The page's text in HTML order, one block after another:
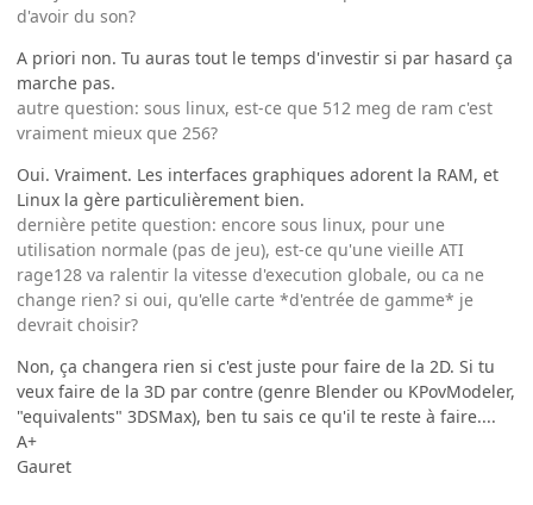
d'avoir du son?
A priori non. Tu auras tout le temps d'investir si par hasard ça
marche pas.
autre question: sous linux, est-ce que 512 meg de ram c'est
vraiment mieux que 256?
Oui. Vraiment. Les interfaces graphiques adorent la RAM, et
Linux la gère particulièrement bien.
dernière petite question: encore sous linux, pour une
utilisation normale (pas de jeu), est-ce qu'une vieille ATI
rage128 va ralentir la vitesse d'execution globale, ou ca ne
change rien? si oui, qu'elle carte *d'entrée de gamme* je
devrait choisir?
Non, ça changera rien si c'est juste pour faire de la 2D. Si tu
veux faire de la 3D par contre (genre Blender ou KPovModeler,
"equivalents" 3DSMax), ben tu sais ce qu'il te reste à faire....
A+
Gauret